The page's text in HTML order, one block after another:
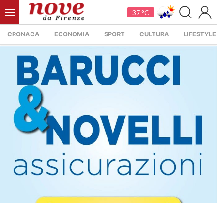
37 °C
CRONACA ECONOMIA SPORT CULTURA LIFESTYLE